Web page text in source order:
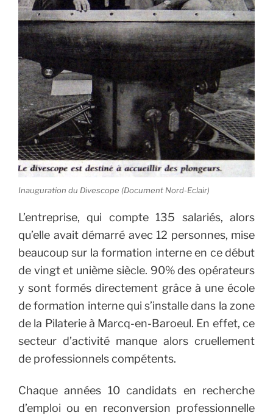
Inauguration du Divescope (Document Nord-Eclair)
L’entreprise, qui compte 135 salariés, alors
qu’elle avait démarré avec 12 personnes, mise
beaucoup sur la formation interne en ce début
de vingt et unième siècle. 90% des opérateurs
y sont formés directement grâce à une école
de formation interne qui s’installe dans la zone
de la Pilaterie à Marcq-en-Baroeul. En effet, ce
secteur d’activité manque alors cruellement
de professionnels compétents.
Chaque années 10 candidats en recherche
d’emploi ou en reconversion professionnelle